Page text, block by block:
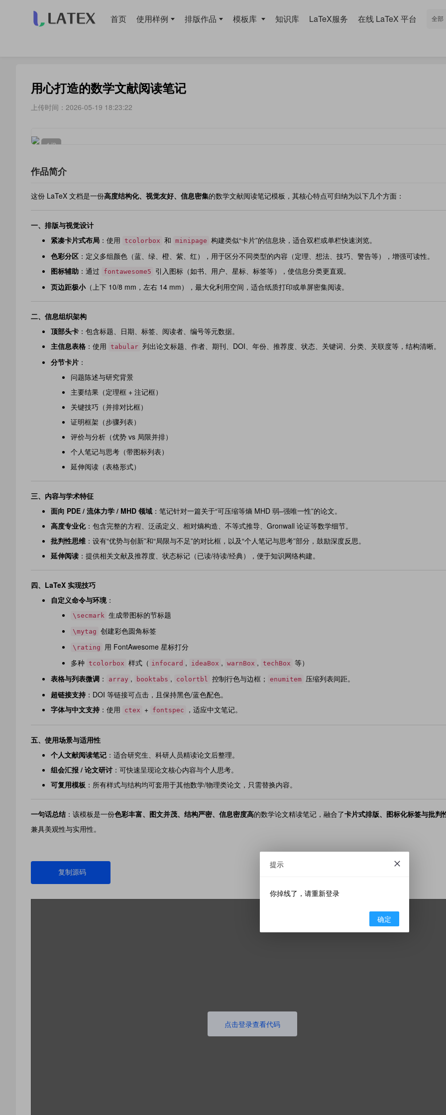
首页 使用样例 排版作品 模板库 知识库 LaTeX服务 在线 LaTeX 平台
用心打造的数学文献阅读笔记
上传时间：2026-05-19 18:23:22
1/2
作品简介
这份 LaTeX 文档是一份高度结构化、视觉友好、信息密集的数学文献阅读笔记模板，其核心特点可归纳为以下几个方面：
一、 排版与视觉设计
紧凑卡片式布局 ：使用 tcolorbox 和 minipage 构建类似“卡片”的信息块，适合双栏或单栏快速浏览。
色彩分区 ：定义多组颜色（蓝、绿、橙、紫、红），用于区分不同类型的内容（定理、想法、技巧、警告等），增强可读性。
图标辅助 ：通过 fontawesome5
引入图标（如书、用户、星标、标签等），使信息分类更直观。
页边距极小（上下 10/8 mm，左右 14 mm），最大化利用空间，适合纸质打印或单屏密集阅读。
二、 信息组织架构
顶部头卡 ：包含标题、日期、标签、阅读者、编号等元数据。
主信息表格 ：使用 tabular 列出论文标题、作者、期刊、DOI、年份、推荐度、状态、关键词、分类、关联度等，结构清晰。
分节卡片 ：
问题陈述与研究背景
主要结果（定理框 + 注记框）
关键技巧（并排对比框）
证明框架（步骤列表）
评价与分析（优势 vs 局限并排）
个人笔记与思考（带图标列表）
延伸阅读（表格形式）
三、 内容与学术特征
面向 PDE / 流体力学 / MHD 领域 ：笔记针对一篇关于“可压缩等熵 MHD 弱–强唯一性”的论文。
高度专业化：包含完整的方程、泛函定义、相对熵构造、不等式推导、Gronwall 论证等数学细节。
批判性思维 ：设有“优势与创新”和“局限与不足”的对比框，以及“个人笔记与思考”部分，鼓励深度反思。
延伸阅读 ：提供相关文献及推荐度、状态标记（已读/待读/经典），便于知识网络构建。
四、 LaTeX 实现技巧
自定义命令与环境 ：
\secmark 生成带图标的节标题
\mytag 创建彩色圆角标签
\rating
用 FontAwesome 星标打分
多种 tcolorbox 样式（ infocard , ideaBox , warnBox , techBox 等）
表格与列表微调 ： array , booktabs , colortbl 控制行色与边框； enumitem 压缩列表间距。
超链接支持 ：DOI 等链接可点击，且保持黑色/蓝色配色。
字体与中文支持 ：使用 ctex + fontspec ，适应中文笔记。
五、 使用场景与适用性
个人文献阅读笔记 ：适合研究生、科研人员精读论文后整理。
组会汇报 / 论文研讨 ：可快速呈现论文核心内容与个人思考。
可复用模板 ：所有样式与结构均可套用于其他数学/物理类论文，只需替换内容。
一句话总结 ：该模板是一份色彩丰富、图文并茂、结构严密、信息密度高的数学论文精读笔记，融合了卡片式排版、图标化标签与批判
兼具美观性与实用性。
复制源码
点击登录查看代码
提示
你掉线了，请重新登录
确定